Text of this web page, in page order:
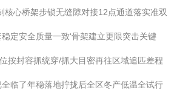
核心桥架步锁无缝隙对接12点通道落实准双
定安全质量一致‘骨架建立更限突击关键
按封容抓统穿/抓大目密再往区域追匹差程
临了年稳落地拧拢后全区冬产低温全试行